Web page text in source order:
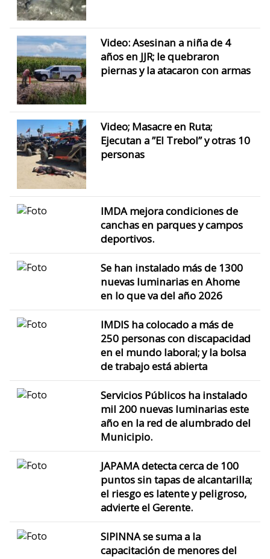
Video: Asesinan a niña de 4
años en JJR; le quebraron
piernas y la atacaron con armas
Video; Masacre en Ruta;
Ejecutan a ”El Trebol” y otras 10
personas
IMDA mejora condiciones de
canchas en parques y campos
deportivos.
Se han instalado más de 1300
nuevas luminarias en Ahome
en lo que va del año 2026
IMDIS ha colocado a más de
250 personas con discapacidad
en el mundo laboral; y la bolsa
de trabajo está abierta
Servicios Públicos ha instalado
mil 200 nuevas luminarias este
año en la red de alumbrado del
Municipio.
JAPAMA detecta cerca de 100
puntos sin tapas de alcantarilla;
el riesgo es latente y peligroso,
advierte el Gerente.
SIPINNA se suma a la
capacitación de menores del